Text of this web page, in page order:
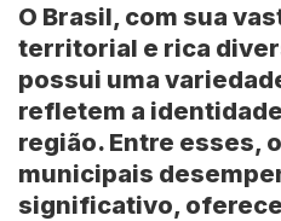
O Brasil, com sua
territorial e rica
possui uma
refletem a
região. Entre esses,
municipais
significativo,